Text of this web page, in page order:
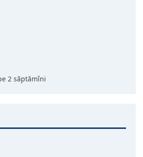
2 săptămîni